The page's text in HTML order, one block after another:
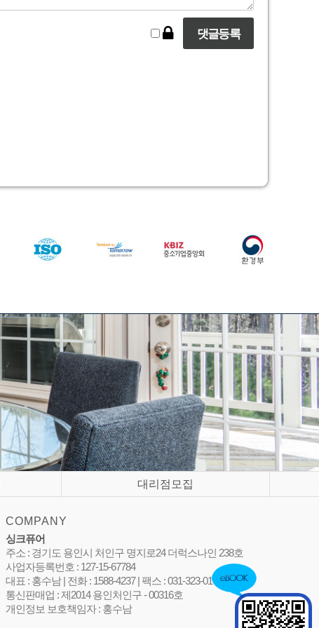
대리점모집
COMPANY
싱크퓨어
주소 : 경기도 용인시 처인구 명지로24 더럭스나인 238호
사업자등록번호 : 127-15-67784
대표 : 홍수남 | 전화 : 1588-4237 | 팩스 : 031-323-0105
통신판매업 : 제2014 용인처인구 - 00316호
개인정보 보호책임자 : 홍수남